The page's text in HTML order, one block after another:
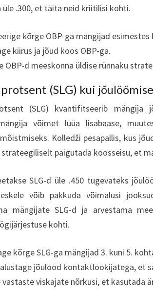
üle .300, et täita neid kriitilisi kohti.
kõrge OBP-ga mängijad
kiirus ja jõud koos OBP-ga.
OBP-d meeskonna üldise rünnaku
(SLG) kui
(SLG) kvantifitseerib
võimet lüüa lisabaase,
Kolledži pesapallis, kus
paigutada koosseisu, et
SLG-d üle .450 tugevateks
võib pakkuda võimalusi
mängijate SLG-d ja arvestama
kohti.
kõrge SLG-ga mängijad 3. kuni 5.
jõulööd kontaktlöökijatega, et
vastaste viskajate nõrkusi, et kasutada